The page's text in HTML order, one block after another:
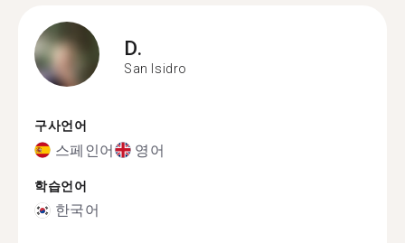
D.
San Isidro
구사언어
스페인어 영어
학습언어
한국어